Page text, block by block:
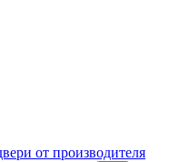
от производителя